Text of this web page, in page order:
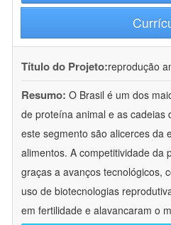
Título do Projeto:reprodução
Resumo: O Brasil é um dos
de proteína animal e as cadeias
este segmento são alicerces da
alimentos. A competitividade da
graças a avanços tecnológicos,
uso de biotecnologias
em fertilidade e alavancaram o